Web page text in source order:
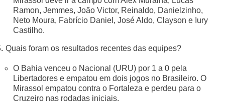
Ramon, Jemmes, João Victor, Reinaldo, Danielzinho,
Neto Moura, Fabrício Daniel, José Aldo, Clayson e Iury
Castilho.
Quais foram os resultados recentes das equipes?
O Bahia venceu o Nacional (URU) por 1 a 0 pela
Libertadores e empatou em dois jogos no Brasileiro. O
Mirassol empatou contra o Fortaleza e perdeu para o
Cruzeiro nas rodadas iniciais.